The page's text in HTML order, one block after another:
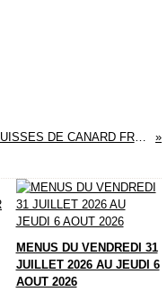
CUISSES DE CANARD FRAÎCHES
MENUS DU VENDREDI 31
JUILLET 2026 AU JEUDI 6
AOUT 2026